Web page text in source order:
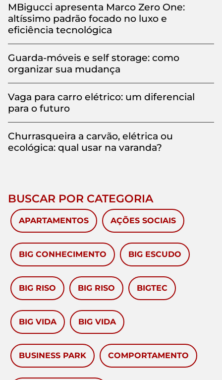
MBigucci apresenta Marco Zero One:
altíssimo padrão focado no luxo e
eficiência tecnológica
Guarda-móveis e self storage: como
organizar sua mudança
Vaga para carro elétrico: um diferencial
para o futuro
Churrasqueira a carvão, elétrica ou
ecológica: qual usar na varanda?
BUSCAR POR CATEGORIA
APARTAMENTOS AÇÕES SOCIAIS
BIG CONHECIMENTO BIG ESCUDO
BIG RISO BIG RISO BIGTEC
BIG VIDA BIG VIDA
BUSINESS PARK COMPORTAMENTO